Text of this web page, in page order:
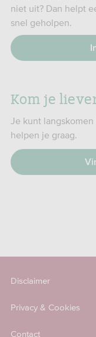
niet uit? Dan helpt
snel geholpen.
Kom je
Je kunt
helpen je graag.
Disclaimer
Privacy & Cookies
Contact